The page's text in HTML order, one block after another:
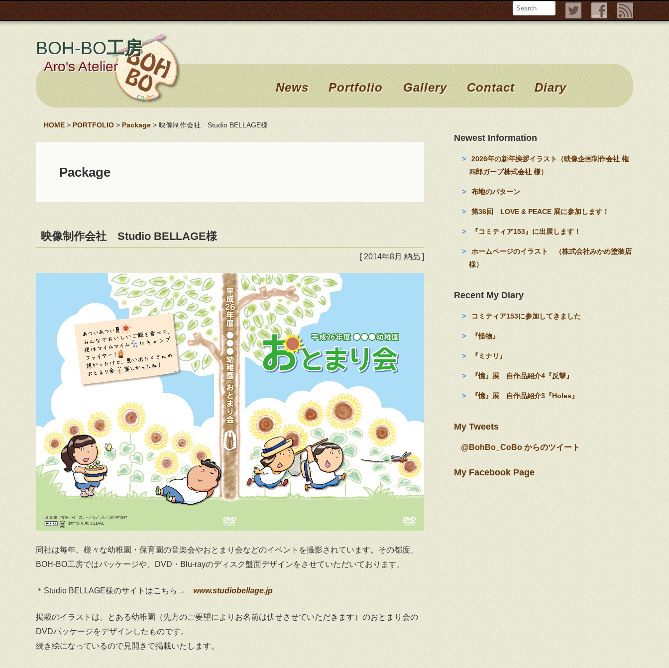
BOH-BO工房
Aro's Atelier
News Portfolio Gallery Contact Diary
Search
HOME > PORTFOLIO > Package > 映像制作会社 Studio BELLAGE様
Package
映像制作会社 Studio BELLAGE様
[ 2014年8月 納品 ]
同社は毎年、様々な幼稚園・保育園の音楽会やおとまり会などのイベントを撮影されています。その都度、
BOH-BO工房ではパッケージや、DVD・Blu-rayのディスク盤面デザインをさせていただいております。
＊Studio BELLAGE様のサイトはこちら→ www.studiobellage.jp
掲載のイラストは、とある幼稚園（先方のご要望によりお名前は伏せさせていただきます）のおとまり会の
DVDパッケージをデザインしたものです。
続き絵になっているので見開きで掲載いたします。
Newest Information
2026年の新年挨拶イラスト（映像企画制作会社 権
四郎ガープ株式会社 様）
布地のパターン
第36回 LOVE & PEACE 展に参加します！
『コミティア153』に出展します！
ホームページのイラスト （株式会社みかめ塗装店
様）
Recent My Diary
コミティア153に参加してきました
『怪物』
『ミナリ』
『憶』展 自作品紹介4『反撃』
『憶』展 自作品紹介3『Holes』
My Tweets
@BohBo_CoBo からのツイート
My Facebook Page